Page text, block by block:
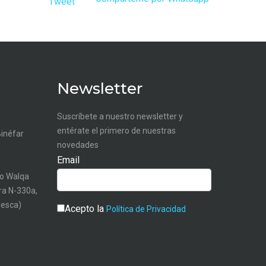
Walqa
N-330a,
Newsletter
Suscríbete a nuestro newsletter y
entérate el primero de nuestras
novedades
Email
Acepto la Política de Privacidad